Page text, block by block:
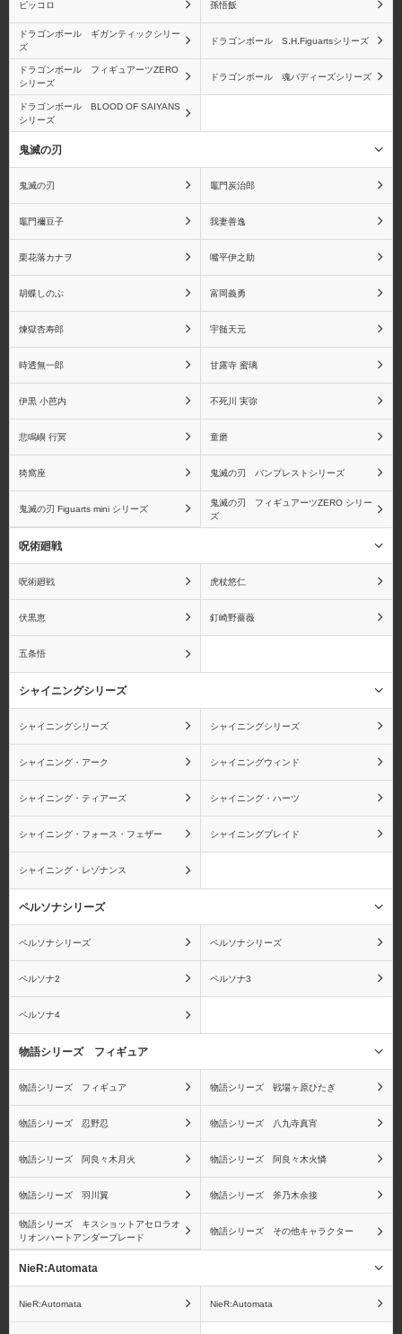
ピッコロ 孫悟飯
ドラゴンボール ギガンティックシリー
ズ
ドラゴンボール S.H.Figuartsシリーズ
ドラゴンボール フィギュアーツZERO
シリーズ
ドラゴンボール 魂バディーズシリーズ
ドラゴンボール BLOOD OF SAIYANS
シリーズ
鬼滅の刃
鬼滅の刃 竈門炭治郎
竈門禰󠄀豆子 我妻善逸
栗花落カナヲ 嘴平伊之助
胡蝶しのぶ 富岡義勇
煉獄杏寿郎 宇髄天元
時透無一郎 甘露寺 蜜璃
伊黒 小芭内 不死川 実弥
悲鳴嶼 行冥 童磨
猗窩座 鬼滅の刃 バンプレストシリーズ
鬼滅の刃 Figuarts mini シリーズ
鬼滅の刃 フィギュアーツZERO シリー
ズ
呪術廻戦
呪術廻戦 虎杖悠仁
伏黒恵 釘崎野薔薇
五条悟
シャイニングシリーズ
シャイニングシリーズ シャイニングシリーズ
シャイニング・アーク シャイニングウィンド
シャイニング・ティアーズ シャイニング・ハーツ
シャイニング・フォース・フェザー シャイニングブレイド
シャイニング・レゾナンス
ペルソナシリーズ
ペルソナシリーズ ペルソナシリーズ
ペルソナ2 ペルソナ3
ペルソナ4
物語シリーズ フィギュア
物語シリーズ フィギュア 物語シリーズ 戦場ヶ原ひたぎ
物語シリーズ 忍野忍 物語シリーズ 八九寺真宵
物語シリーズ 阿良々木月火 物語シリーズ 阿良々木火憐
物語シリーズ 羽川翼 物語シリーズ 斧乃木余接
物語シリーズ キスショットアセロラオ
リオンハートアンダーブレード
物語シリーズ その他キャラクター
NieR:Automata
NieR:Automata NieR:Automata